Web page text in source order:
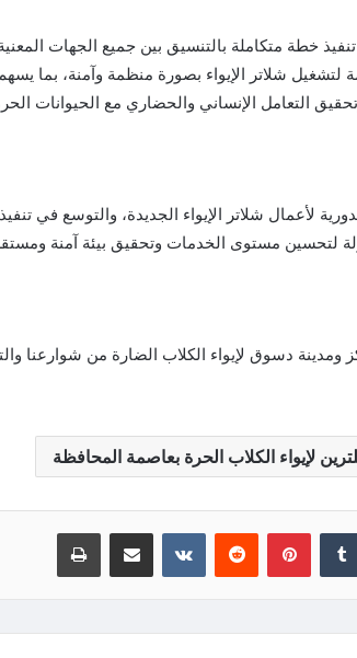
خطة متكاملة بالتنسيق بين جميع الجهات
لتشغيل شلاتر الإيواء بصورة منظمة وآمنة، بما
التعامل الإنساني والحضاري مع الحيوانات
لأعمال شلاتر الإيواء الجديدة، والتوسع في
لتحسين مستوى الخدمات وتحقيق بيئة آمنة
دسوق لإيواء الكلاب الضارة من شوارعنا
لإيواء الكلاب الحرة بعاصمة المحافظة
بينتيريست